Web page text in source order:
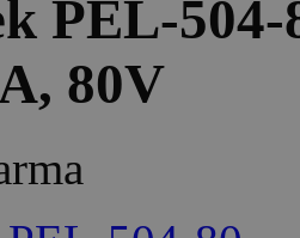
PEL-
80V